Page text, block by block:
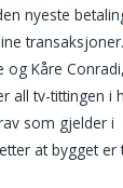
nyeste
Kåre
all tv-tittingen i
som gjelder i
at bygget er